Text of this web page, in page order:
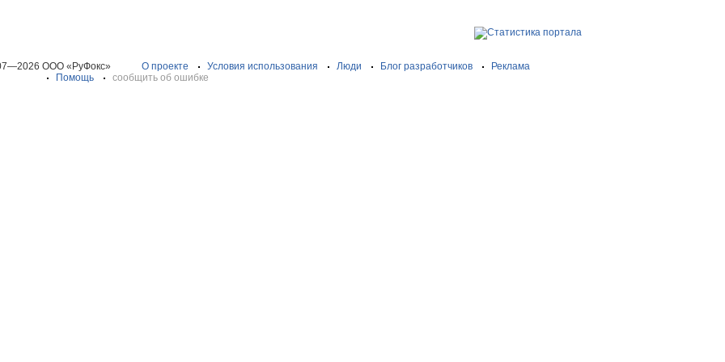
ООО «РуФокс» О проекте Условия использования Люди Блог разработчиков
Реклама
Помощь
сообщить об ошибке